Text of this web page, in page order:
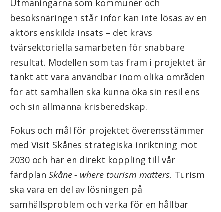
Utmaningarna som kommuner och
besöksnäringen står inför kan inte lösas av en
aktörs enskilda insats – det krävs
tvärsektoriella samarbeten för snabbare
resultat. Modellen som tas fram i projektet är
tänkt att vara användbar inom olika områden
för att samhällen ska kunna öka sin resiliens
och sin allmänna krisberedskap.
Fokus och mål för projektet överensstämmer
med Visit Skånes strategiska inriktning mot
2030 och har en direkt koppling till vår
färdplan Skåne - where tourism matters. Turism
ska vara en del av lösningen på
samhällsproblem och verka för en hållbar